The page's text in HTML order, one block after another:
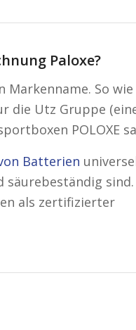
Paloxe?
So wie
die Utz Gruppe
POLOXE
Batterien
sind.
als zertifizierter